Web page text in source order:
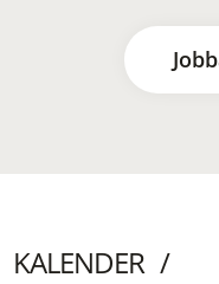
KALENDER